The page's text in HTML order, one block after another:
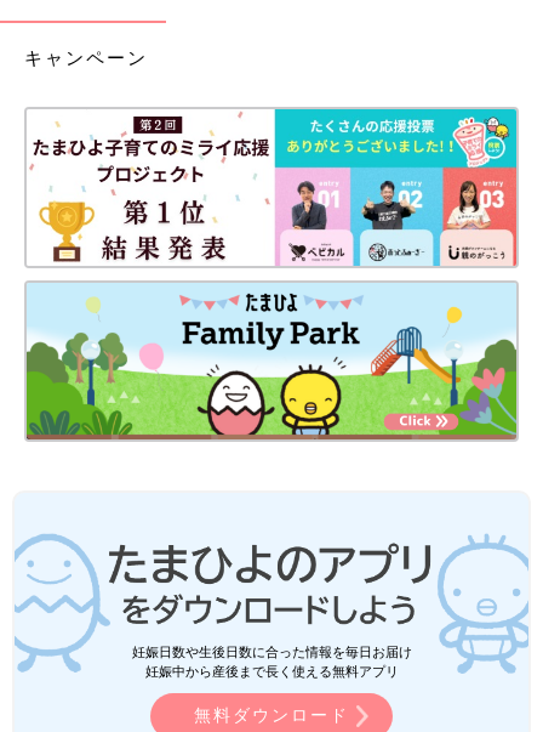
離乳食レシピについて
●レシピは1回分が基本です。
●材料は、2019年通知の厚生労働省策定「授乳・離乳の支援ガイ
ド」を目安に、作りやすい分量にしています。赤ちゃんの食べら
れる量・かたさなどには個人差があるので、その子に合ったペー
スで進めましょう。なお、食物アレルギーと診断されている場合
は、医師の指導、指示に従ってください。
●だし汁や野菜スープ、水、湯などの水分量は出来上がり量を目
安にしています。使う鍋の大きさや火力、食材に含まれる水分量
などによって、途中で水分がたりなくなるような場合は、適宜水
分をたして焦げないようにご注意ください。
●水やだし汁の量は目安です。仕上がりが水分が少なく食べにく
いときは、水分をたして再度短時間加熱して調節してください。
●だし汁、野菜スープなどは手作りかベビーフードを使ってくだ
●水溶き片栗粉は片栗粉1に対し、水3の割合で溶いたものです。
●材料内の鶏卵はMサイズ、じゃがいもやトマトなどの野菜は中
玉が基本です。計量は1カップ＝200mL、大さじ1＝15mL、小さ
じ1＝5mLが基本です。グラム表記は標準サイズの食材で算出し
たものです。
●食材は皮をむく、へた・すじを取り除く、種やわた・芯・骨を
取り除くなどの下ごしらえが済んだものを使用しています。
●1回の食事で食べさせる初めての食材は1種類とし、食物アレル
キャンペーン
妊娠日数や生後日数に合った情報を毎日お届け
妊娠中から産後まで長く使える無料アプリ
無料ダウンロード